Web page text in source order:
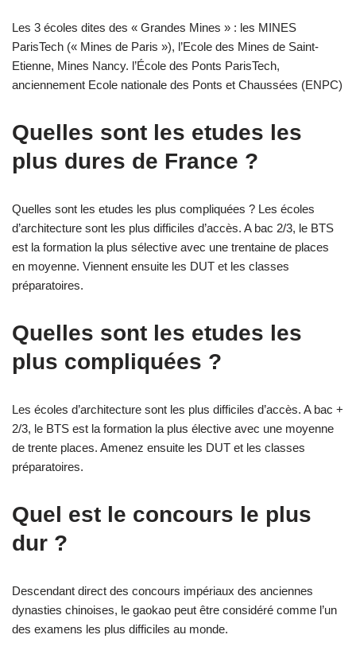
Les 3 écoles dites des « Grandes Mines » : les MINES
ParisTech (« Mines de Paris »), l’Ecole des Mines de Saint-
Etienne, Mines Nancy. l’École des Ponts ParisTech,
anciennement Ecole nationale des Ponts et Chaussées (ENPC)
Quelles sont les etudes les
plus dures de France ?
Quelles sont les etudes les plus compliquées ? Les écoles
d’architecture sont les plus difficiles d’accès. A bac 2/3, le BTS
est la formation la plus sélective avec une trentaine de places
en moyenne. Viennent ensuite les DUT et les classes
préparatoires.
Quelles sont les etudes les
plus compliquées ?
Les écoles d’architecture sont les plus difficiles d’accès. A bac +
2/3, le BTS est la formation la plus élective avec une moyenne
de trente places. Amenez ensuite les DUT et les classes
préparatoires.
Quel est le concours le plus
dur ?
Descendant direct des concours impériaux des anciennes
dynasties chinoises, le gaokao peut être considéré comme l’un
des examens les plus difficiles au monde.